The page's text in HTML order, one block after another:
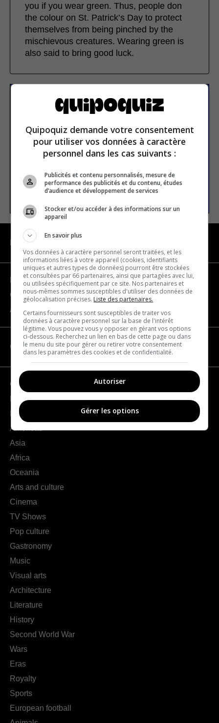
you if you wear green. Thus, people don
the colour on St. Patrick’s Day to protect
themselves from being pinched by the
mischievous creatures. Wearing green is
also said to bring good luck.
Subscribe to our
newsletter
Email address
SUBSCRIBE
NAVIGATION
Become a partner
Contact us
About us
CATEGORIES
Geography
France
Europe
Americas
Asia
Africa
Oceania
Arts and culture
Cinema
TV Shows
Pop culture
Gastronomy
Music
Visual arts
Architecture
Literature
History
Second World War
Wars
Eras
Royalty
Sports
European football
Quipoquiz demande votre consentement
pour utiliser vos données à caractère
personnel dans les cas suivants :
Publicités et contenu personnalisés, mesure de
performance des publicités et du contenu, études
d’audience et développement de services
Stocker et/ou accéder à des informations sur un
appareil
En savoir plus
Vos données à caractère personnel seront traitées, et les
informations liées à votre appareil (cookies, identifiants
uniques et autres types de données) pourront être stockées
et consultées par 66 partenaires, ainsi que partagées avec lui,
ou utilisées spécifiquement par ce site. Nos partenaires et
nous-mêmes sommes susceptibles d'utiliser des données de
géolocalisation précises. Liste des partenaires.
Certains fournisseurs sont susceptibles de traiter vos
données à caractère personnel sur la base de l'intérêt
légitime. Vous pouvez vous y opposer en gérant vos options
ci-dessous. Recherchez un lien en bas de cette page ou dans
le menu du site pour gérer ou retirer votre consentement
dans les paramètres des cookies et de confidentialité.
Autoriser
Gérer les options